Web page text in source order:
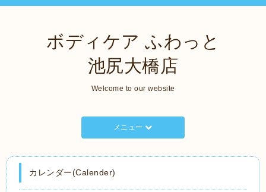
ボディケア ふわっと
池尻大橋店
Welcome to our website
メニュー
カレンダー(Calender)